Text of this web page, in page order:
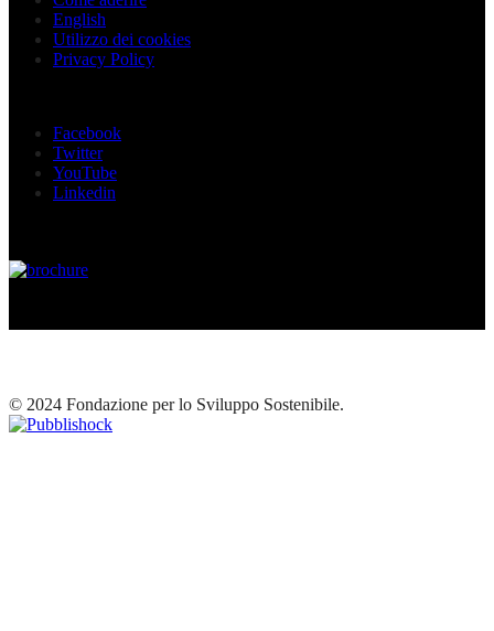
English
Utilizzo dei cookies
Privacy Policy
Facebook
Twitter
YouTube
Linkedin
© 2024 Fondazione per lo Sviluppo Sostenibile.